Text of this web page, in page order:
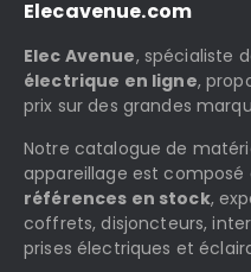
Elecavenue.com
Elec Avenue, spécialiste
électrique en ligne,
prix sur des grandes
Notre catalogue de
appareillage est
références en stock,
coffrets, disjoncteurs,
prises électriques et